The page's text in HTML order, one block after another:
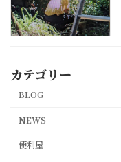
カテゴリー
BLOG
NEWS
便利屋